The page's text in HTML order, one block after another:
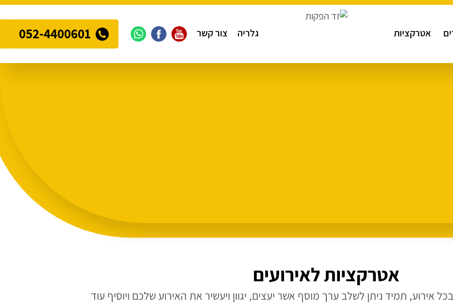
אטרקציות גלריה צור קשר 052-4400601
אטרקציות לאירועים
אירוע, תמיד ניתן לשלב ערך מוסף אשר יעצים, יגוון ויעשיר את האירוע שלכם ויוסיף עוד